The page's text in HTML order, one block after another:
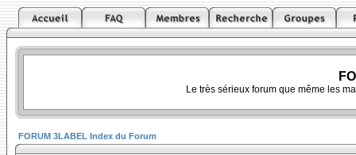
Le très sérieux forum que même les
FORUM 3LABEL Index du Forum